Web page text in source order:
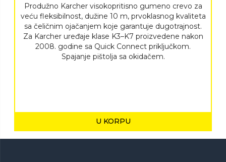
Produžno Karcher visokopritisno gumeno crevo za
veću fleksibilnost, dužine 10 m, prvoklasnog kvaliteta
sa čeličnim ojačanjem koje garantuje dugotrajnost.
Za Karcher uređaje klase K3–K7 proizvedene nakon
2008. godine sa Quick Connect priključkom.
Spajanje pištolja sa okidačem.
U KORPU